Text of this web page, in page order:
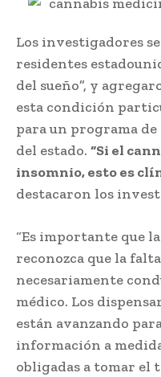
Los investigadores
residentes
del sueño”, y
esta condición
para un programa
del estado. “Si el
insomnio, esto es
destacaron los
“Es importante que
reconozca que la
necesariamente
médico. Los
están avanzando
información a
obligadas a tomar el